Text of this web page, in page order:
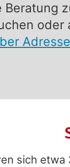
Beratung
oder
sich etwa